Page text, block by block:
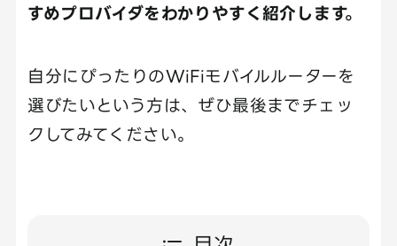
すめプロバイダをわかりやすく紹介します。
自分にぴったりのWiFiモバイルルーターを
選びたいという方は、ぜひ最後までチェッ
クしてみてください。